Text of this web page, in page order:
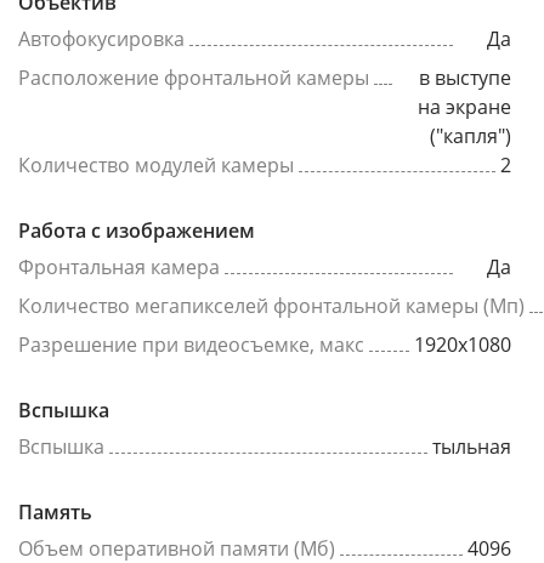
Автофокусировка
Да
Расположение фронтальной камеры
в выступе
на экране
("капля")
Количество модулей камеры
2
Работа с изображением
Фронтальная камера
Да
Количество мегапикселей фронтальной камеры (Мп)
Разрешение при видеосъемке, макс
1920x1080
Вспышка
Вспышка
тыльная
Память
Объем оперативной памяти (Мб)
4096